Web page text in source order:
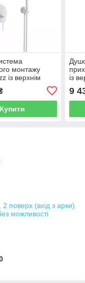
монтажу
із верхнім
Купити
із
9
поверх (вхід з арки)
можливості